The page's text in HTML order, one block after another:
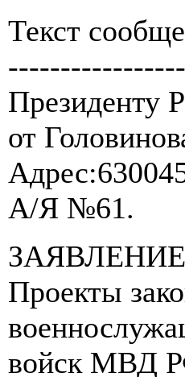
Текст
-----------------
Президенту
от
A/Я №61.
Проекты
войск МВД